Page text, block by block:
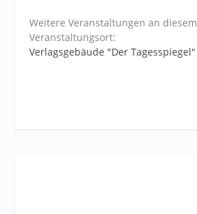
Weitere Veranstaltungen an diesem
Veranstaltungsort:
Verlagsgebäude "Der Tagesspiegel"